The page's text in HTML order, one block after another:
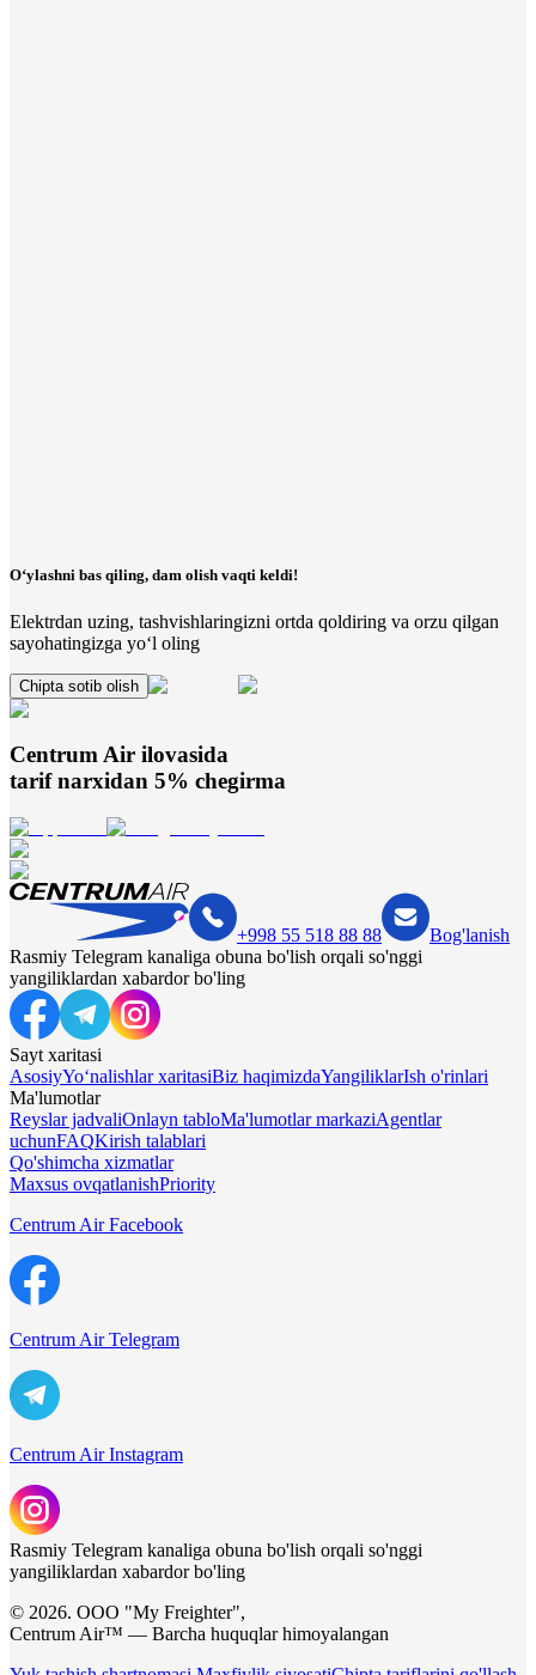
O‘ylashni bas qiling, dam olish vaqti keldi!
Elektrdan uzing, tashvishlaringizni ortda qoldiring va orzu qilgan
sayohatingizga yo‘l oling
Chipta sotib olish
Centrum Air ilovasida
tarif narxidan 5% chegirma
+998 55 518 88 88
Bog'lanish
Rasmiy Telegram kanaliga obuna bo'lish orqali so'nggi
yangiliklardan xabardor bo'ling
Sayt xaritasi
AsosiyYo‘nalishlar xaritasiBiz haqimizdaYangiliklarIsh o'rinlari
Ma'lumotlar
Reyslar jadvaliOnlayn tabloMa'lumotlar markaziAgentlar
uchunFAQKirish talablari
Qo'shimcha xizmatlar
Maxsus ovqatlanishPriority
Centrum Air Facebook
Centrum Air Telegram
Centrum Air Instagram
Rasmiy Telegram kanaliga obuna bo'lish orqali so'nggi
yangiliklardan xabardor bo'ling
© 2026. ООО "My Freighter",
Centrum Air™ — Barcha huquqlar himoyalangan